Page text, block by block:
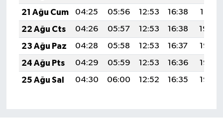
21 Ağu Cum
04:25 05:56 12:53 16:38
19:41
22 Ağu Cts
04:26 05:57 12:53 16:38
19:39
23 Ağu Paz
04:28 05:58 12:53 16:37
19:38
24 Ağu Pts
04:29 05:59 12:53 16:36
19:36
25 Ağu Sal
04:30 06:00 12:52 16:35 19:35